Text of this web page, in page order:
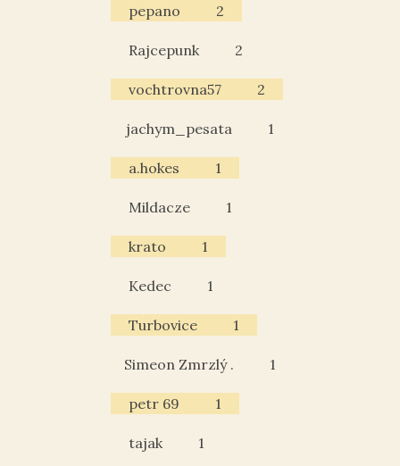
pepano 2
Rajcepunk 2
vochtrovna57 2
jachym_pesata 1
a.hokes 1
Mildacze 1
krato 1
Kedec 1
Turbovice 1
Simeon Zmrzlý . 1
petr 69 1
tajak 1